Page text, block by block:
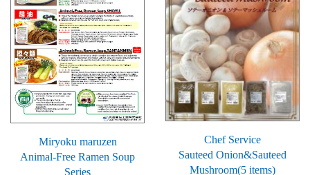
Miryoku maruzen
Animal-Free Ramen Soup
Series
Chef Service
Sauteed Onion&Sauteed
Mushroom(5 items)